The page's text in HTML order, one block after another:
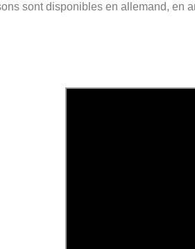
sont disponibles en allemand, en